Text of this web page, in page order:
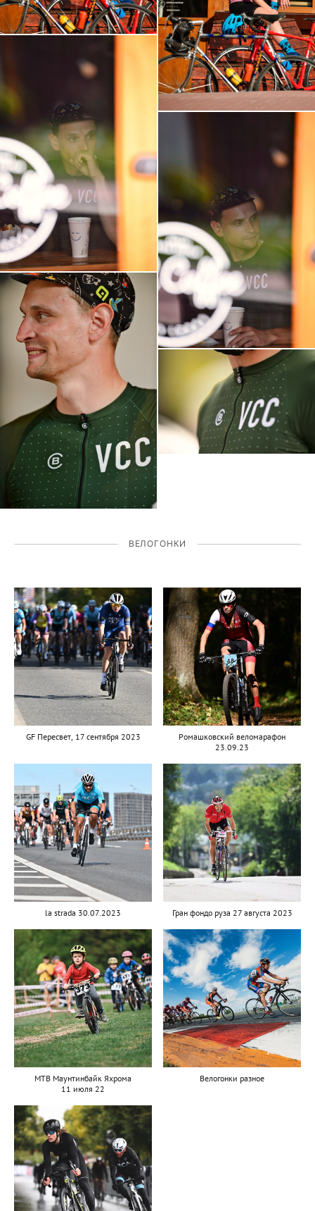
ВЕЛОГОНКИ
GF Пересвет, 17 сентября 2023
Ромашковский веломарафон
23.09.23
la strada 30.07.2023 Гран фондо руза 27 августа 2023
MTB Маунтинбайк Яхрома
11 июля 22
Велогонки разное